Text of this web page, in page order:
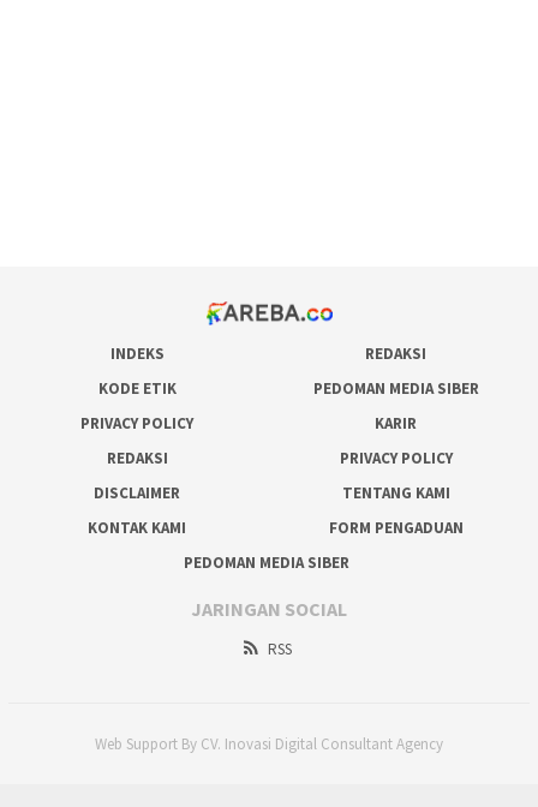
INDEKS
REDAKSI
KODE ETIK
PEDOMAN MEDIA SIBER
PRIVACY POLICY
KARIR
REDAKSI
PRIVACY POLICY
DISCLAIMER
TENTANG KAMI
KONTAK KAMI
FORM PENGADUAN
PEDOMAN MEDIA SIBER
JARINGAN SOCIAL
RSS
Web Support By CV. Inovasi Digital Consultant Agency